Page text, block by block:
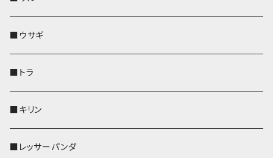
その他
その他
靴下・ミニタオル
財布
その他
その他
財布
その他
リール付きストラップ
リールのみ
ストラップ付
財布
ストラップ付
キーケース
ペンホルダー
AppleWatchバンド
L字ファスナー財布
Apple Watchバンド
■ウサギ
■トラ
■キリン
■レッサーパンダ